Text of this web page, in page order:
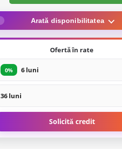
Arată disponibilitatea
Ofertă în rate
0% 6 luni
36 luni
Solicită credit